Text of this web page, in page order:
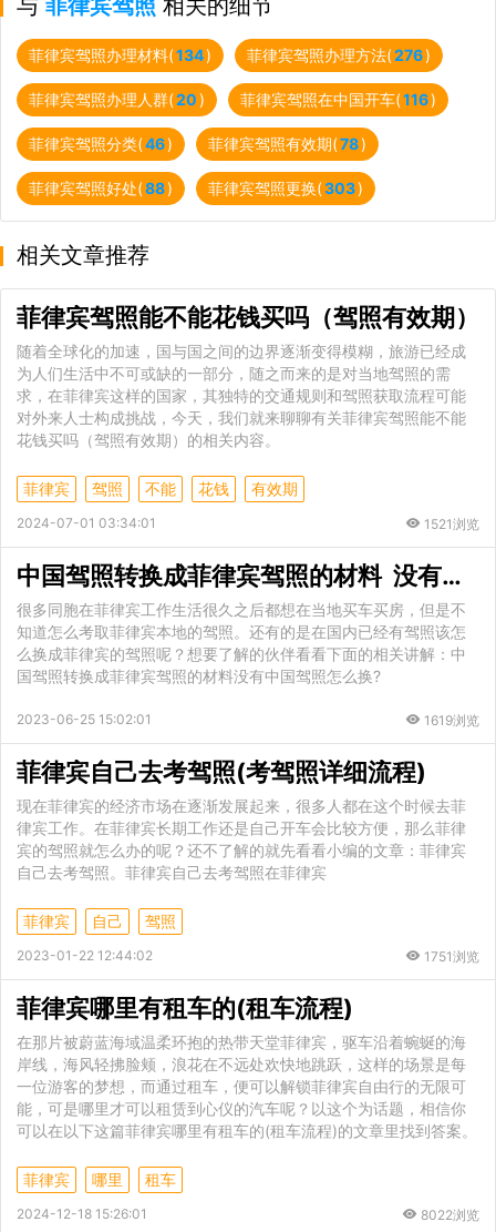
与 菲律宾驾照 相关的细节
菲律宾驾照办理材料(134) 菲律宾驾照办理方法(276)
菲律宾驾照办理人群(20) 菲律宾驾照在中国开车(116)
菲律宾驾照分类(46) 菲律宾驾照有效期(78)
菲律宾驾照好处(88) 菲律宾驾照更换(303)
相关文章推荐
菲律宾驾照能不能花钱买吗（驾照有效期）
随着全球化的加速，国与国之间的边界逐渐变得模糊，旅游已经成
为人们生活中不可或缺的一部分，随之而来的是对当地驾照的需
求，在菲律宾这样的国家，其独特的交通规则和驾照获取流程可能
对外来人士构成挑战，今天，我们就来聊聊有关菲律宾驾照能不能
花钱买吗（驾照有效期）的相关内容。
菲律宾 驾照 不能 花钱 有效期
2024-07-01 03:34:01 1521浏览
中国驾照转换成菲律宾驾照的材料 没有中国驾照怎么换
很多同胞在菲律宾工作生活很久之后都想在当地买车买房，但是不
知道怎么考取菲律宾本地的驾照。还有的是在国内已经有驾照该怎
么换成菲律宾的驾照呢？想要了解的伙伴看看下面的相关讲解：中
国驾照转换成菲律宾驾照的材料没有中国驾照怎么换?
2023-06-25 15:02:01 1619浏览
菲律宾自己去考驾照(考驾照详细流程)
现在菲律宾的经济市场在逐渐发展起来，很多人都在这个时候去菲
律宾工作。在菲律宾长期工作还是自己开车会比较方便，那么菲律
宾的驾照就怎么办的呢？还不了解的就先看看小编的文章：菲律宾
自己去考驾照。菲律宾自己去考驾照在菲律宾
菲律宾 自己 驾照
2023-01-22 12:44:02 1751浏览
菲律宾哪里有租车的(租车流程)
在那片被蔚蓝海域温柔环抱的热带天堂菲律宾，驱车沿着蜿蜒的海
岸线，海风轻拂脸颊，浪花在不远处欢快地跳跃，这样的场景是每
一位游客的梦想，而通过租车，便可以解锁菲律宾自由行的无限可
能，可是哪里才可以租赁到心仪的汽车呢？以这个为话题，相信你
可以在以下这篇菲律宾哪里有租车的(租车流程)的文章里找到答案。
菲律宾 哪里 租车
2024-12-18 15:26:01 8022浏览